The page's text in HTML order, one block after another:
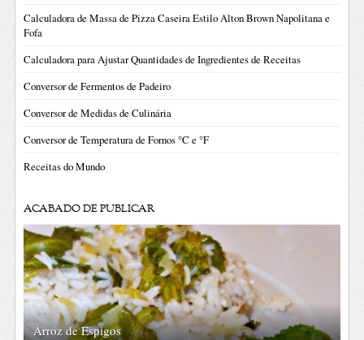
Calculadora de Massa de Pizza Caseira Estilo Alton Brown Napolitana e
Fofa
Calculadora para Ajustar Quantidades de Ingredientes de Receitas
Conversor de Fermentos de Padeiro
Conversor de Medidas de Culinária
Conversor de Temperatura de Fornos °C e °F
Receitas do Mundo
ACABADO DE PUBLICAR
Arroz de Espigos